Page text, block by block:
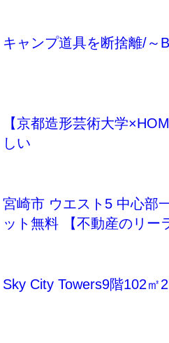
キャンプ道具を断捨離/～
【京都造形芸術大学
しい
宮崎市 ウエスト5 中心部
ット無料 【不動産のリー
Sky City Towers9階102㎡